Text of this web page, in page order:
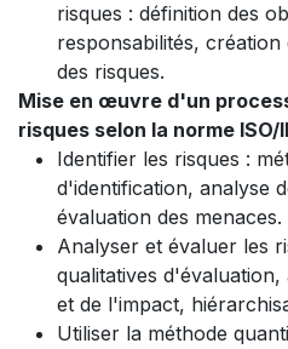
risques : définition des
responsabilités,
des risques.
Mise en œuvre d'un
risques selon la norme ISO/
Identifier les risques :
d'identification, analyse
évaluation des menaces.
Analyser et évaluer les
qualitatives
et de l'impact,
Utiliser la méthode